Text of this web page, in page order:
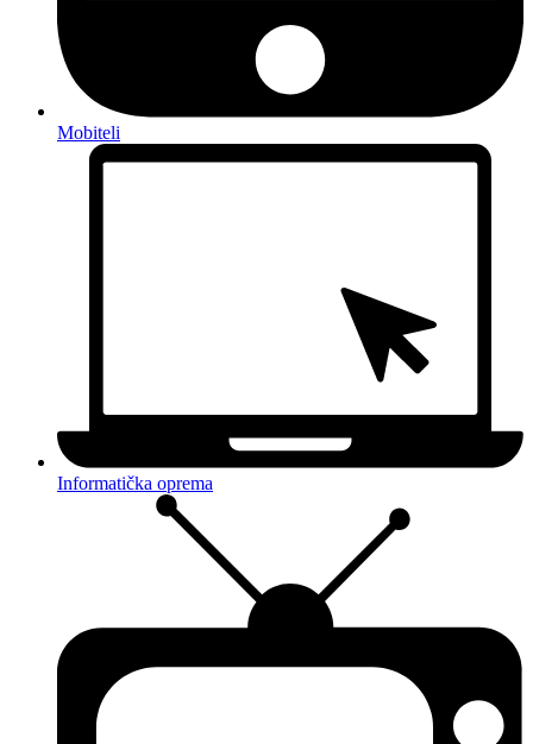
Mobiteli
Informatička oprema